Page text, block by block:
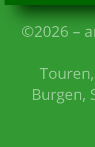
©2026 –
Burgen,